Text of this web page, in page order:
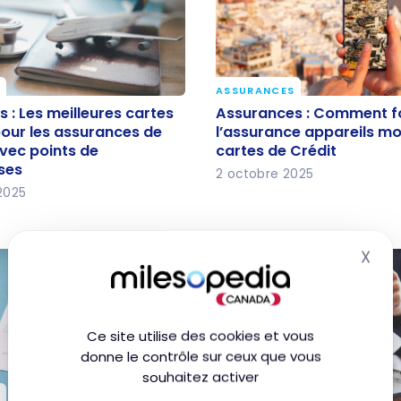
Ce site utilise des cookies et vous
donne le contrôle sur ceux que vous
souhaitez activer
X
: Les meilleures cartes
les assurances de
points de
: Les meilleures cartes
les assurances de
points de
Assurances : Comment
fonctionne l’assurance
mobiles des cartes de
ASSURANCES
Assurances : Comment
l’assurance appareils
cartes de Crédit
2 octobre 2025